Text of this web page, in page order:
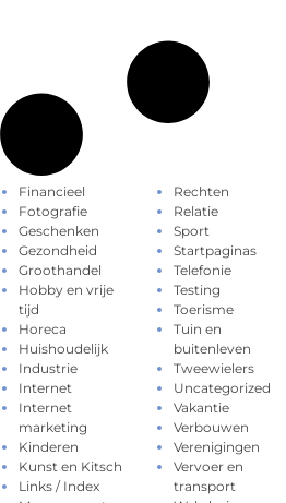
Financieel
Fotografie
Geschenken
Gezondheid
Groothandel
Hobby en vrije
tijd
Horeca
Huishoudelijk
Industrie
Internet
Internet
marketing
Kinderen
Kunst en Kitsch
Links / Index
Rechten
Relatie
Sport
Startpaginas
Telefonie
Testing
Toerisme
Tuin en
buitenleven
Tweewielers
Uncategorized
Vakantie
Verbouwen
Verenigingen
Vervoer en
transport